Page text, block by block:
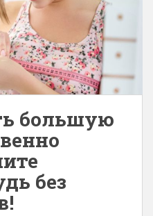
большую
без